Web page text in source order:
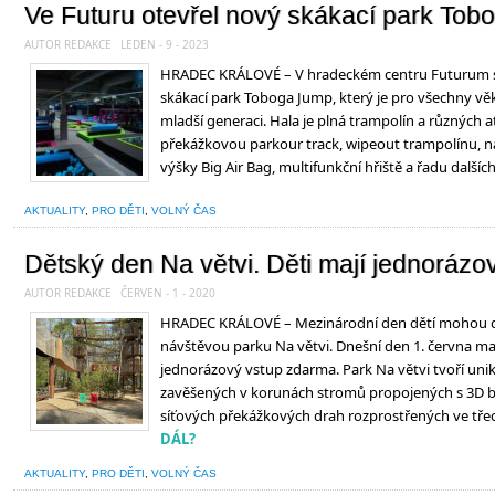
Ve Futuru otevřel nový skákací park
AUTOR REDAKCE LEDEN - 9 - 2023
HRADEC KRÁLOVÉ – V hradeckém centru
skákací park Toboga Jump, který je pro všechny
mladší generaci. Hala je plná trampolín a různých
překážkovou parkour track, wipeout trampolínu,
výšky Big Air Bag, multifunkční hřiště a řadu
AKTUALITY, PRO DĚTI VOLNÝ ČAS
Dětský den Na větvi. Děti mají
AUTOR REDAKCE ČERVEN - 1 - 2020
HRADEC KRÁLOVÉ – Mezinárodní den dětí
návštěvou parku Na větvi. Dnešní den 1. června
jednorázový vstup zdarma. Park Na větvi tvoří
zavěšených v korunách stromů propojených s 3D
síťových překážkových drah rozprostřených ve
DÁL?
AKTUALITY, PRO DĚTI VOLNÝ ČAS